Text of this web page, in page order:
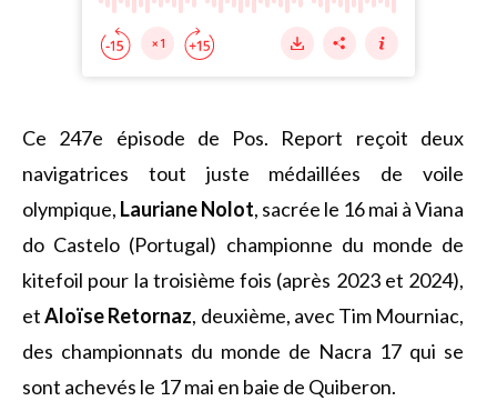
Ce 247e épisode de Pos. Report reçoit deux
navigatrices tout juste médaillées de voile
olympique, Lauriane Nolot, sacrée le 16 mai à Viana
do Castelo (Portugal) championne du monde de
kitefoil pour la troisième fois (après 2023 et 2024),
etAloïse Retornaz, deuxième, avec Tim Mourniac,
des championnats du monde de Nacra 17 qui se
sont achevés le 17 mai en baie de Quiberon.